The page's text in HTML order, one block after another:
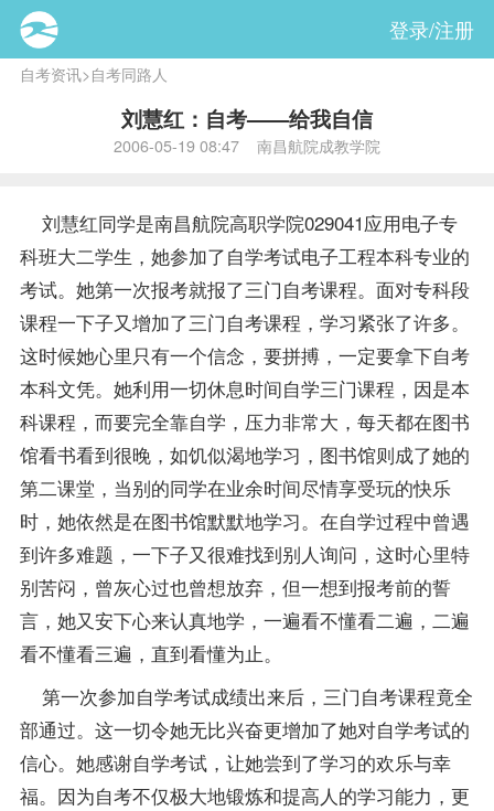
登录/注册
自考资讯>自考同路人
刘慧红：自考——给我自信
2006-05-19 08:47 南昌航院成教学院
刘慧红同学是南昌航院高职学院029041应用电子专
科班大二学生，她参加了自学考试电子工程本科专业的
考试。她第一次报考就报了三门自考课程。面对专科段
课程一下子又增加了三门自考课程，学习紧张了许多。
这时候她心里只有一个信念，要拼搏，一定要拿下自考
本科文凭。她利用一切休息时间自学三门课程，因是本
科课程，而要完全靠自学，压力非常大，每天都在图书
馆看书看到很晚，如饥似渴地学习，图书馆则成了她的
第二课堂，当别的同学在业余时间尽情享受玩的快乐
时，她依然是在图书馆默默地学习。在自学过程中曾遇
到许多难题，一下子又很难找到别人询问，这时心里特
别苦闷，曾灰心过也曾想放弃，但一想到报考前的誓
言，她又安下心来认真地学，一遍看不懂看二遍，二遍
看不懂看三遍，直到看懂为止。
第一次参加自学考试成绩出来后，三门自考课程竟全
部通过。这一切令她无比兴奋更增加了她对自学考试的
信心。她感谢自学考试，让她尝到了学习的欢乐与幸
福。因为自考不仅极大地锻炼和提高人的学习能力，更